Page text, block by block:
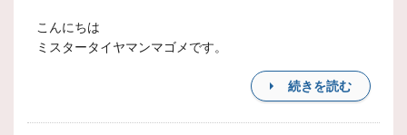
こんにちは
ミスタータイヤマンマゴメです。
続きを読む